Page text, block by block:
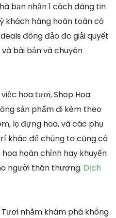
bạn nhận 1 cách đáng tin
khách hàng hoàn toàn có
đông đảo đc giải quyết
bài bản và chuyên
hoa tươi, Shop Hoa
sản phẩm đi kèm theo
lọ đựng hoa, và các phụ
khác để chúng ta cũng có
hoàn chỉnh hay khuyến
người thân thương. Dịch
nhằm khám phá không